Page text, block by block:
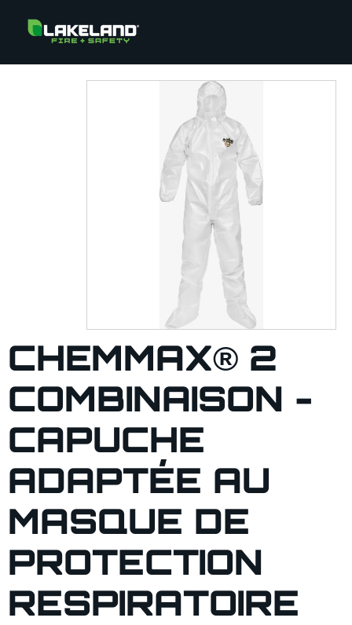
CHEMMAX® 2
COMBINAISON -
CAPUCHE
ADAPTÉE AU
MASQUE DE
PROTECTION
RESPIRATOIRE